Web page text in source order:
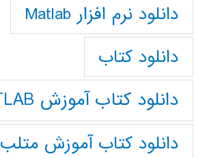
دانلود نرم افزار Matlab
دانلود کتاب
دانلود کتاب آموزش MATLAB
دانلود کتاب آموزش متلب